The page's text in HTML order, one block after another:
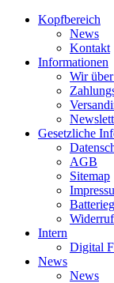
Kopfbereich
News
Kontakt
Informationen
Wir
Gesetzliche
AGB
Sitemap
Intern
Digital
News
News